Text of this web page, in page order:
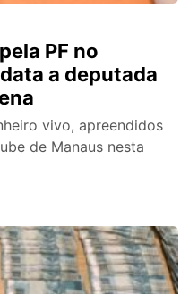
PF no
a deputada
vivo, apreendidos
de Manaus nesta